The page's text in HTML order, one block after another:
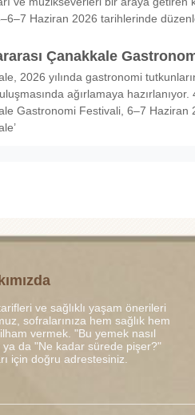
Haziran 2026 tarihlerinde
Çanakkale
2026 yılında gastronomi
ağırlamaya hazırlanıyor.
Gastronomi Festivali, 6–7 Haziran
ve sağlıklı yaşam önerileri
sofralarınıza hem sağlık hem
vermek. "Bu yemek nasıl
ya da "Ne kadar sürede pişer?"
için doğru adrestesiniz.